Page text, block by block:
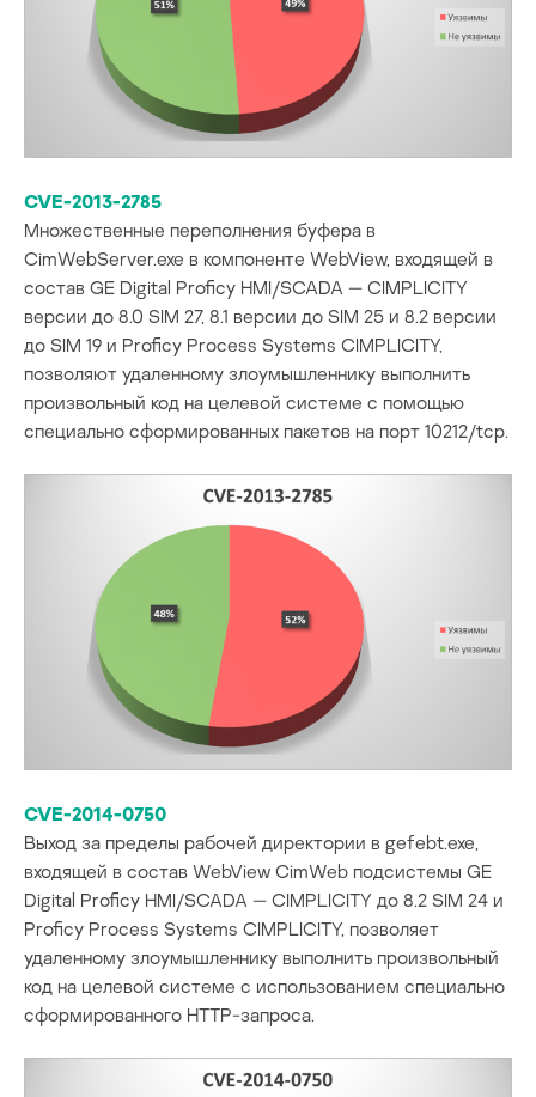
CVE-2013-2785
Множественные переполнения буфера в
CimWebServer.exe в компоненте WebView, входящей в
состав GE Digital Proficy HMI/SCADA — CIMPLICITY
версии до 8.0 SIM 27, 8.1 версии до SIM 25 и 8.2 версии
до SIM 19 и Proficy Process Systems CIMPLICITY,
позволяют удаленному злоумышленнику выполнить
произвольный код на целевой системе с помощью
специально сформированных пакетов на порт 10212/tcp.
CVE-2014-0750
Выход за пределы рабочей директории в gefebt.exe,
входящей в состав WebView CimWeb подсистемы GE
Digital Proficy HMI/SCADA — CIMPLICITY до 8.2 SIM 24 и
Proficy Process Systems CIMPLICITY, позволяет
удаленному злоумышленнику выполнить произвольный
код на целевой системе с использованием специально
сформированного HTTP-запроса.